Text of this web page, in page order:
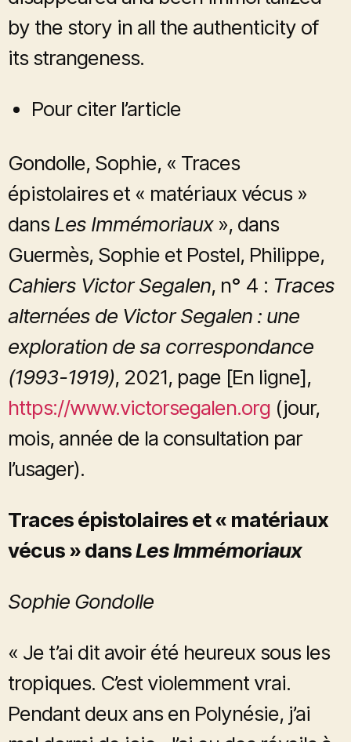
by the story in all the authenticity of
its strangeness.
Pour citer l’article
Gondolle, Sophie, « Traces
épistolaires et « matériaux vécus »
dans Les Immémoriaux», dans
Guermès, Sophie et Postel, Philippe,
Cahiers Victor Segalen, n° 4 : Traces
alternées de Victor Segalen : une
exploration de sa correspondance
(1993-1919), 2021, page [En ligne],
https://www.victorsegalen.org (jour,
mois, année de la consultation par
l’usager).
Traces épistolaires et « matériaux
vécus » dansLes Immémoriaux
Sophie Gondolle
« Je t’ai dit avoir été heureux sous les
tropiques. C’est violemment vrai.
Pendant deux ans en Polynésie, j’ai